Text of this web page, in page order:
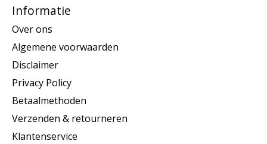
Informatie
Over ons
Algemene voorwaarden
Disclaimer
Privacy Policy
Betaalmethoden
Verzenden & retourneren
Klantenservice